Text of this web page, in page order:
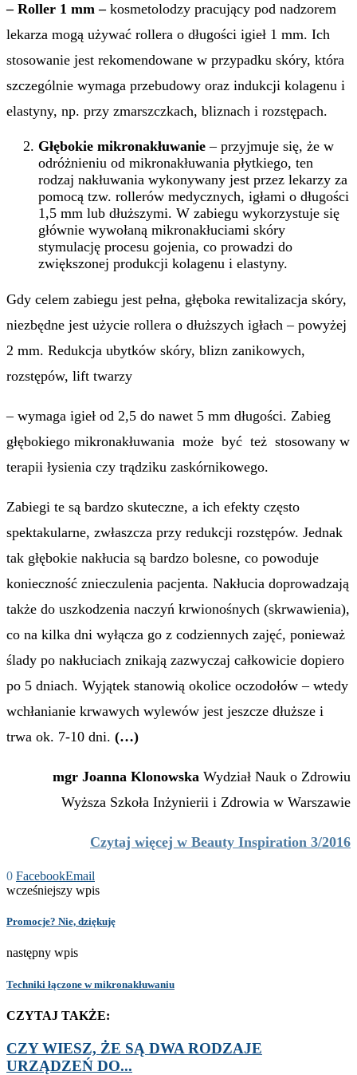
– Roller 1 mm – kosmetolodzy pracujący pod nadzorem
lekarza mogą używać rollera o długości igieł 1 mm. Ich
stosowanie jest rekomendowane w przypadku skóry, która
szczególnie wymaga przebudowy oraz indukcji kolagenu i
elastyny, np. przy zmarszczkach, bliznach i rozstępach.
Głębokie mikronakłuwanie – przyjmuje się, że w
odróżnieniu od mikronakłuwania płytkiego, ten
rodzaj nakłuwania wykonywany jest przez lekarzy za
pomocą tzw. rollerów medycznych, igłami o długości
1,5 mm lub dłuższymi. W zabiegu wykorzystuje się
głównie wywołaną mikronakłuciami skóry
stymulację procesu gojenia, co prowadzi do
zwiększonej produkcji kolagenu i elastyny.
Gdy celem zabiegu jest pełna, głęboka rewitalizacja skóry,
niezbędne jest użycie rollera o dłuższych igłach – powyżej
2 mm. Redukcja ubytków skóry, blizn zanikowych,
rozstępów, lift twarzy
– wymaga igieł od 2,5 do nawet 5 mm długości. Zabieg
głębokiego mikronakłuwania może być też stosowany w
terapii łysienia czy trądziku zaskórnikowego.
Zabiegi te są bardzo skuteczne, a ich efekty często
spektakularne, zwłaszcza przy redukcji rozstępów. Jednak
tak głębokie nakłucia są bardzo bolesne, co powoduje
konieczność znieczulenia pacjenta. Nakłucia doprowadzają
także do uszkodzenia naczyń krwionośnych (skrwawienia),
co na kilka dni wyłącza go z codziennych zajęć, ponieważ
ślady po nakłuciach znikają zazwyczaj całkowicie dopiero
po 5 dniach. Wyjątek stanowią okolice oczodołów – wtedy
wchłanianie krwawych wylewów jest jeszcze dłuższe i
trwa ok. 7-10 dni. (…)
mgr Joanna Klonowska Wydział Nauk o Zdrowiu
Wyższa Szkoła Inżynierii i Zdrowia w Warszawie
Czytaj więcej w Beauty Inspiration 3/2016
0 FacebookEmail
wcześniejszy wpis
Promocje? Nie, dziękuję
następny wpis
Techniki łączone w mikronakłuwaniu
CZYTAJ TAKŻE:
CZY WIESZ, ŻE SĄ DWA RODZAJE
URZĄDZEŃ DO...